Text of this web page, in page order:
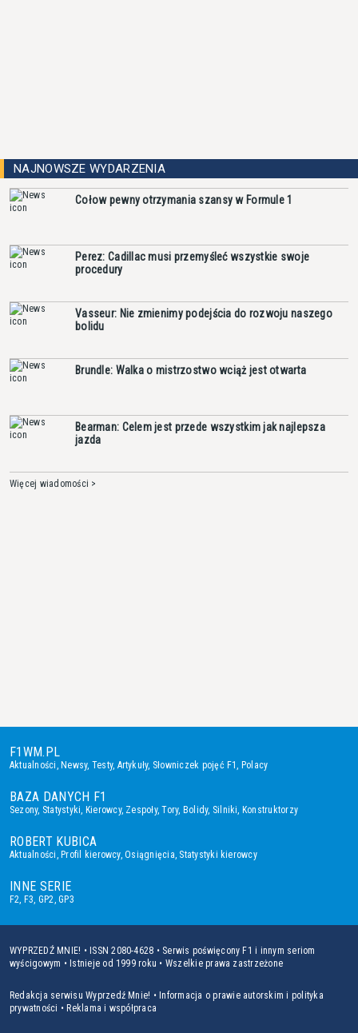
NAJNOWSZE WYDARZENIA
Cołow pewny otrzymania szansy w Formule 1
Perez: Cadillac musi przemyśleć wszystkie swoje
procedury
Vasseur: Nie zmienimy podejścia do rozwoju naszego
bolidu
Brundle: Walka o mistrzostwo wciąż jest otwarta
Bearman: Celem jest przede wszystkim jak najlepsza
jazda
Więcej wiadomości >
F1WM.PL
Aktualności, Newsy, Testy, Artykuły, Słowniczek pojęć F1, Polacy
BAZA DANYCH F1
Sezony, Statystyki, Kierowcy, Zespoły,Tory, Bolidy, Silniki, Konstruktorzy
ROBERT KUBICA
Aktualności, Profil kierowcy,Osiągnięcia, Statystyki kierowcy
INNE SERIE
F2, F3, GP2,GP3
WYPRZEDŹ MNIE! • ISSN 2080-4628 • Serwis poświęcony F1 i innym seriom
wyścigowym • Istnieje od 1999 roku • Wszelkie prawa zastrzeżone
Redakcja serwisu Wyprzedź Mnie! • Informacja o prawie autorskim i polityka
prywatności • Reklama i współpraca